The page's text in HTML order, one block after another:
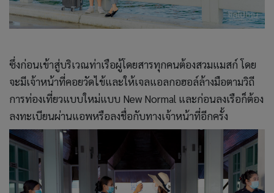
ซึ่งก่อนเข้าสู่บริเวณท่าเรือผู้โดยสารทุกคนต้องสวมแมสก์ โดย
จะมีเจ้าหน้าที่คอยวัดไข้และให้เจลแอลกอฮอล์ล้างมือตามวิถี
การท่องเที่ยวแบบใหม่แบบ New Normal และก่อนลงเรือก็ต้อง
ลงทะเบียนผ่านแอพหรือลงชื่อกับทางเจ้าหน้าที่อีกครั้ง